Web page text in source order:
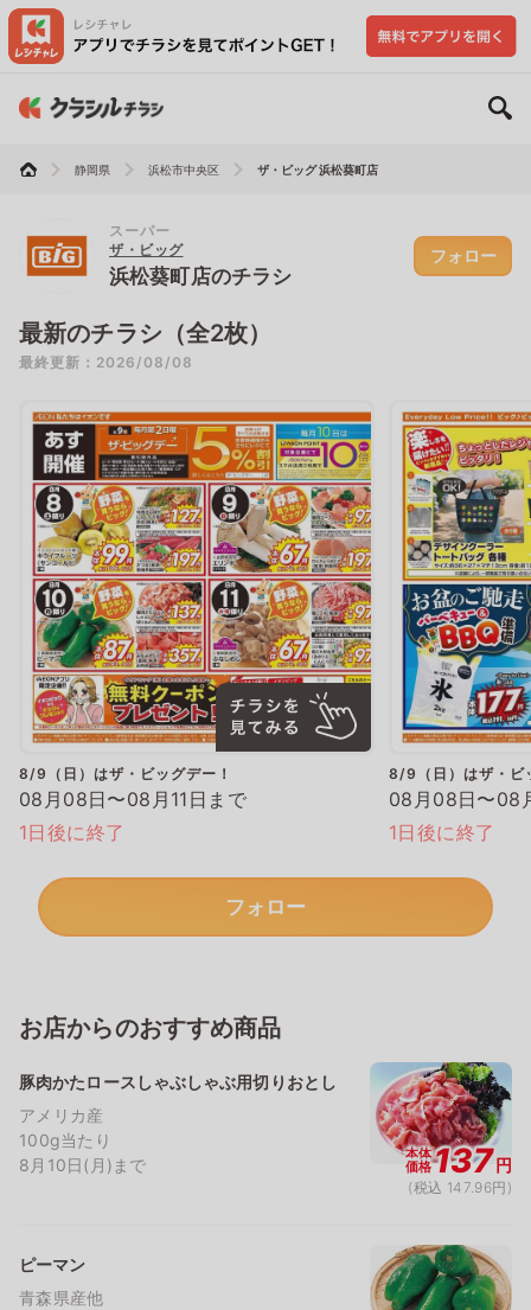
静岡県 浜松市中央区 ザ・ビッグ 浜松葵町店
スーパー
ザ・ビッグ
浜松葵町店のチラシ
フォロー
最新のチラシ（全2枚）
最終更新：2026/08/08
8/9（日）はザ・ビッグデー！
08月08日〜08月11日まで
1日後に終了
8/9（日）はザ・ビ
08月08日〜08
1日後に終了
フォロー
お店からのおすすめ商品
豚肉かたロースしゃぶしゃぶ用切りおとし
アメリカ産
100g当たり
8月10日(月)まで
本体
価格137円
(税込 147.96円)
ピーマン
青森県産他